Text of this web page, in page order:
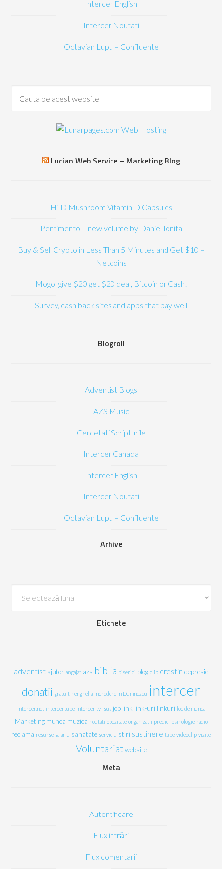
Intercer English
Intercer Noutati
Octavian Lupu – Confluente
Lucian Web Service – Marketing Blog
Hi-D Mushroom Vitamin D Capsules
Pentimento – new volume by Daniel Ionita
Buy & Sell Crypto in Less Than 5 Minutes and Get $10 –
Netcoins
Mogo: give $20 get $20 deal, Bitcoin or Cash!
Survey, cash back sites and apps that pay well
Blogroll
Adventist Blogs
AZS Music
Cercetati Scripturile
Intercer Canada
Intercer English
Intercer Noutati
Octavian Lupu – Confluente
Arhive
Etichete
adventist ajutor angajat azs biblia biserici blog clip crestin depresie
donatii gratuit herghelia incredere in Dumnezeu intercer
intercer.net intercertube intercer tv Isus job link link-uri linkuri loc de munca
Marketing munca muzica noutati obezitate organizatii predici psihologie radio
reclama resurse salariu sanatate serviciu stiri sustinere tube videoclip vizite
Voluntariat website
Meta
Autentificare
Flux intrări
Flux comentarii